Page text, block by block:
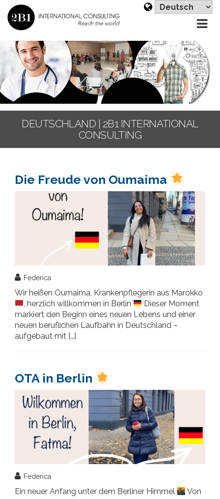
DEUTSCHLAND | 2B1 INTERNATIONAL
CONSULTING
Die Freude von Oumaima
Federica
Wir heißen Oumaima, Krankenpflegerin aus Marokko
, herzlich willkommen in Berlin
Dieser Moment
markiert den Beginn eines neuen Lebens und einer
neuen beruflichen Laufbahn in Deutschland –
aufgebaut mit […]
OTA in Berlin
Federica
Ein neuer Anfang unter dem Berliner Himmel
Von